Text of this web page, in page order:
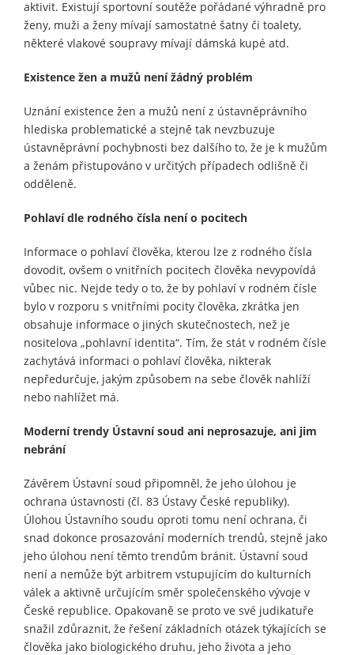
aktivit. Existují sportovní soutěže pořádané výhradně pro
ženy, muži a ženy mívají samostatné šatny či toalety,
některé vlakové soupravy mívají dámská kupé atd.
Existence žen a mužů není žádný problém
Uznání existence žen a mužů není z ústavněprávního
hlediska problematické a stejně tak nevzbuzuje
ústavněprávní pochybnosti bez dalšího to, že je k mužům
a ženám přistupováno v určitých případech odlišně či
odděleně.
Pohlaví dle rodného čísla není o pocitech
Informace o pohlaví člověka, kterou lze z rodného čísla
dovodit, ovšem o vnitřních pocitech člověka nevypovídá
vůbec nic. Nejde tedy o to, že by pohlaví v rodném čísle
bylo v rozporu s vnitřními pocity člověka, zkrátka jen
obsahuje informace o jiných skutečnostech, než je
nositelova „pohlavní identita“. Tím, že stát v rodném čísle
zachytává informaci o pohlaví člověka, nikterak
nepředurčuje, jakým způsobem na sebe člověk nahlíží
nebo nahlížet má.
Moderní trendy Ústavní soud ani neprosazuje, ani jim
nebrání
Závěrem Ústavní soud připomněl, že jeho úlohou je
ochrana ústavnosti (čl. 83 Ústavy České republiky).
Úlohou Ústavního soudu oproti tomu není ochrana, či
snad dokonce prosazování moderních trendů, stejně jako
jeho úlohou není těmto trendům bránit. Ústavní soud
není a nemůže být arbitrem vstupujícím do kulturních
válek a aktivně určujícím směr společenského vývoje v
České republice. Opakovaně se proto ve své judikatuře
snažil zdůraznit, že řešení základních otázek týkajících se
člověka jako biologického druhu, jeho života a jeho